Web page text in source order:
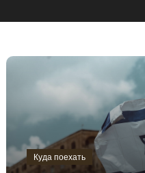
Куда поехать